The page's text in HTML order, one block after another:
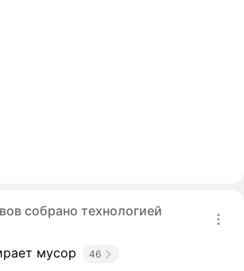
собрано технологией
мусор
46